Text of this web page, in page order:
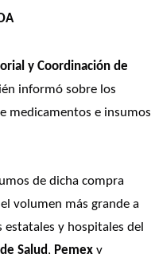
y Coordinación de
informó sobre los
medicamentos e insumos
de dicha compra
volumen más grande a
Salud, Pemex